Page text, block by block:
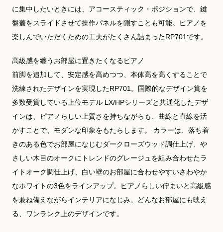
に集中したいときには、アコースティック・ポジションで、鍵
盤蓋をスライドさせて操作パネルを隠すことも可能。ピアノを
楽しんでいただくための工夫がたくさん詰まったRP701です。
高級感を纏うお部屋に置きたくなるピアノ
前脚を追加して、安定感を高めつつ、本体高を高くすることで
洗練されたデザインを実現したRP701。国際的なデザイン賞を
多数受賞している上位モデル LX/HPシリーズと共通化したデザ
インは、ピアノらしい上質さを持ちながらも、曲線と直線を活
かすことで、モダンな印象をもたらします。 カラーは、落ち着
きのある色でお部屋になじむダークローズウッド調仕上げ、や
さしい木目のオークにトレンドのグレージュを組み合わせたラ
イトオーク調仕上げ、白い壁のお部屋に合わせやすいさわやか
なホワイトの3色をラインアップ。ピアノらしい佇まいと高級感
を兼ね備えながらインテリアになじみ、どんなお部屋にも映え
る、ワンランク上のデザインです。